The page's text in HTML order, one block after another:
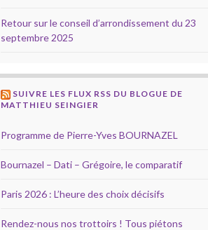
Retour sur le conseil d’arrondissement du 23
septembre 2025
SUIVRE LES FLUX RSS DU BLOGUE DE
MATTHIEU SEINGIER
Programme de Pierre-Yves BOURNAZEL
Bournazel – Dati – Grégoire, le comparatif
Paris 2026 : L’heure des choix décisifs
Rendez-nous nos trottoirs ! Tous piétons